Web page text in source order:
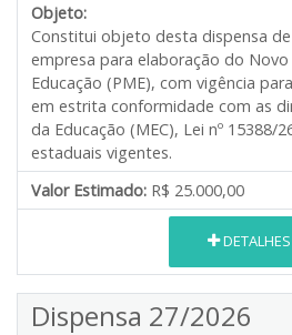
Objeto:
Constitui objeto desta dispensa
empresa para elaboração do
Educação (PME), com vigência
em estrita conformidade com as
da Educação (MEC), Lei nº 15388/
estaduais vigentes.
Valor Estimado: R$ 25.000,00
DETALHES
Dispensa 27/2026